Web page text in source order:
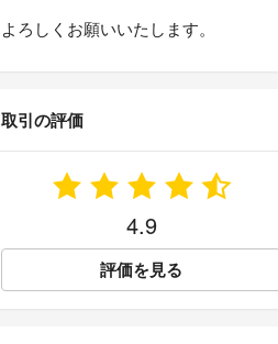
よろしくお願いいたします。
取引の評価
4.9
評価を見る